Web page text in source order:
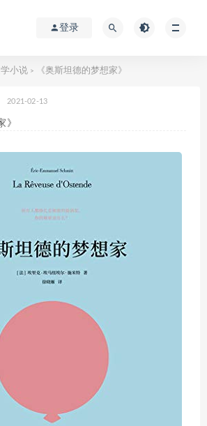
登录
小说 > 《奥斯坦德的梦想家》
2021-02-13
》